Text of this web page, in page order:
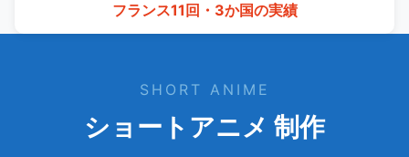
フランス11回・3か国の実績
SHORT ANIME
ショートアニメ 制作